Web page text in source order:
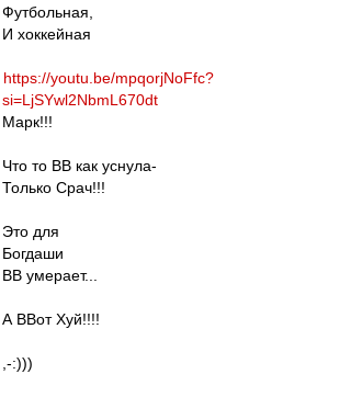
Футбольная,
И хоккейная
https://youtu.be/mpqorjNoFfc?
si=LjSYwl2NbmL670dt
Марк!!!
Что то ВВ как уснула-
Только Срач!!!
Это для
Богдаши
ВВ умерает...
А ВВот Хуй!!!!
,-:)))